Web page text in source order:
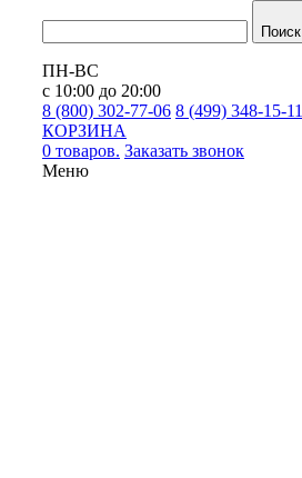
Поиск
ПН-ВС
с 10:00 до 20:00
8 (800) 302-77-06 8 (499) 348-15-11
КОРЗИНА
0 товаров. Заказать звонок
Меню